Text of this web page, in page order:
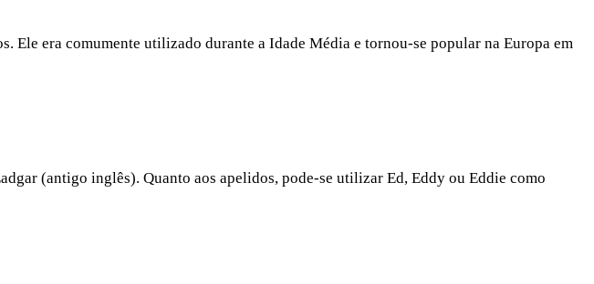
era comumente utilizado durante a Idade Média e tornou-se popular na Europa em
(antigo inglês). Quanto aos apelidos, pode-se utilizar Ed, Eddy ou Eddie como